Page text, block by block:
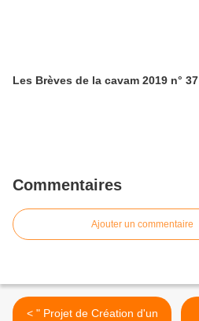
Les Brèves de la cavam 2019 n° 37
Commentaires
Ajouter un commentaire
< " Projet de Création d'un